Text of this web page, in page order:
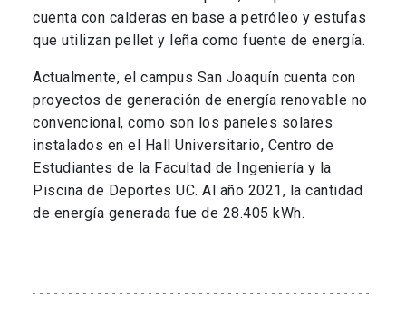
cuenta con calderas en base a petróleo y estufas
que utilizan pellet y leña como fuente de energía.
Actualmente, el campus San Joaquín cuenta con
proyectos de generación de energía renovable no
convencional, como son los paneles solares
instalados en el Hall Universitario, Centro de
Estudiantes de la Facultad de Ingeniería y la
Piscina de Deportes UC. Al año 2021, la cantidad
de energía generada fue de 28.405 kWh.